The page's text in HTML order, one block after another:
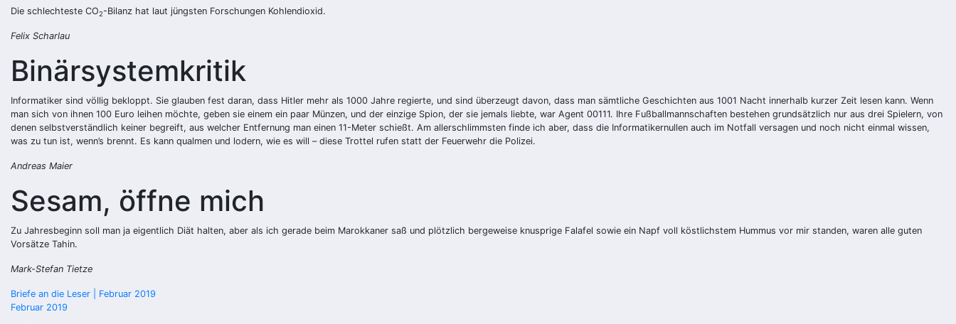
Die schlechteste CO2-Bilanz hat laut jüngsten Forschungen Kohlendioxid.
Felix Scharlau
Binärsystemkritik
Informatiker sind völlig bekloppt. Sie glauben fest daran, dass Hitler mehr als 1000 Jahre regierte, und sind überzeugt davon, dass man sämtliche Geschichten aus 1001 Nacht innerhalb kurzer Zeit lesen kann. Wenn
man sich von ihnen 100 Euro leihen möchte, geben sie einem ein paar Münzen, und der einzige Spion, der sie jemals liebte, war Agent 00111. Ihre Fußballmannschaften bestehen grundsätzlich nur aus drei Spielern, von
denen selbstverständlich keiner begreift, aus welcher Entfernung man einen 11-Meter schießt. Am allerschlimmsten finde ich aber, dass die Informatikernullen auch im Notfall versagen und noch nicht einmal wissen,
was zu tun ist, wenn’s brennt. Es kann qualmen und lodern, wie es will – diese Trottel rufen statt der Feuerwehr die Polizei.
Andreas Maier
Sesam, öffne mich
Zu Jahresbeginn soll man ja eigentlich Diät halten, aber als ich gerade beim Marokkaner saß und plötzlich bergeweise knusprige Falafel sowie ein Napf voll köstlichstem Hummus vor mir standen, waren alle guten
Vorsätze Tahin.
Mark-Stefan Tietze
Beitragsnavigation
Briefe an die Leser | Februar 2019
Februar 2019